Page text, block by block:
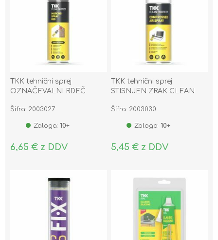
TKK tehnični sprej
OZNAČEVALNI RDEČ
Šifra: 2003027
Zaloga: 10+
6,65 € z DDV
TKK tehnični sprej
STISNJEN ZRAK CLEAN
Šifra: 2003030
Zaloga: 10+
5,45 € z DDV